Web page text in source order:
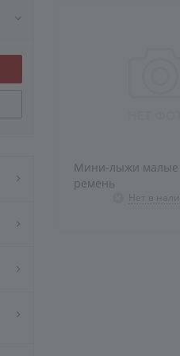
Мини-лыжи малые
ремень